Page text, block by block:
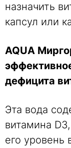
назначить
капсул или
AQUA
дефицита
Эта вода
витамина
его уровень